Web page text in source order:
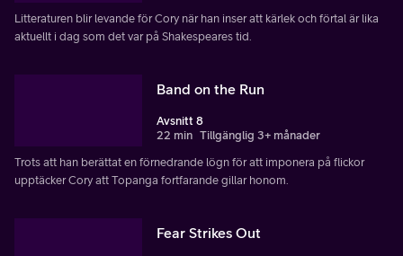
Litteraturen blir levande för Cory när han inser att kärlek och förtal är lika
aktuellt i dag som det var på Shakespeares tid.
Band on the Run
Avsnitt 8
22 min Tillgänglig 3+ månader
Trots att han berättat en förnedrande lögn för att imponera på flickor
upptäcker Cory att Topanga fortfarande gillar honom.
Fear Strikes Out